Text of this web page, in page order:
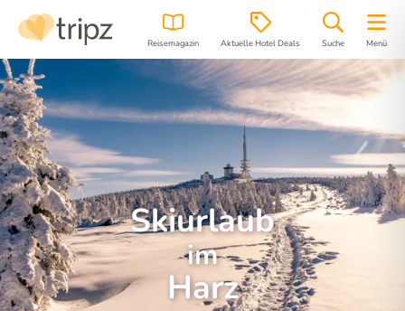
Reisemagazin Aktuelle Hotel Deals Suche Menü
Skiurlaub
im
Harz